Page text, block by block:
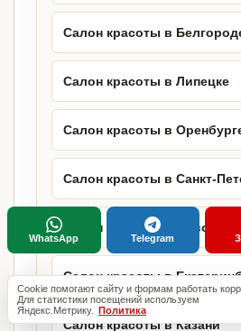
Салон красоты в
Салон красоты в Липецке
Салон красоты в
Салон красоты в Санкт-
Салон красоты в
Салон красоты в
Салон красоты в Казани
Cookie помогают сайту и формам работать
Для статистики посещений используем
Яндекс.Метрику. Политика
WhatsApp Telegram